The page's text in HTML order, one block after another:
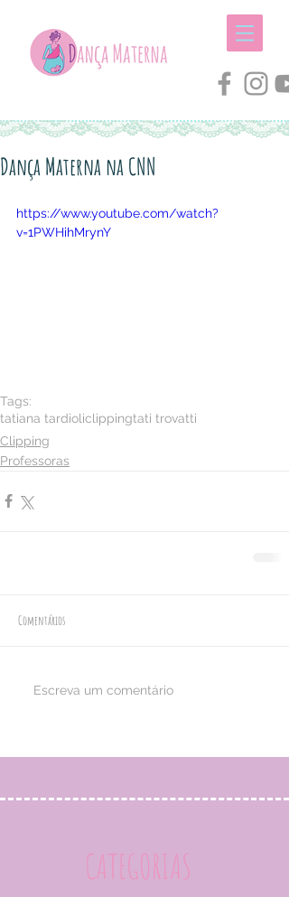
Dança Materna na CNN
https://www.youtube.com/watch?
v=1PWHihMrynY
Tags:
tatiana tardioliclippingtati trovatti
Clipping
Professoras
Comentários
Escreva um comentário
CATEGORIAS